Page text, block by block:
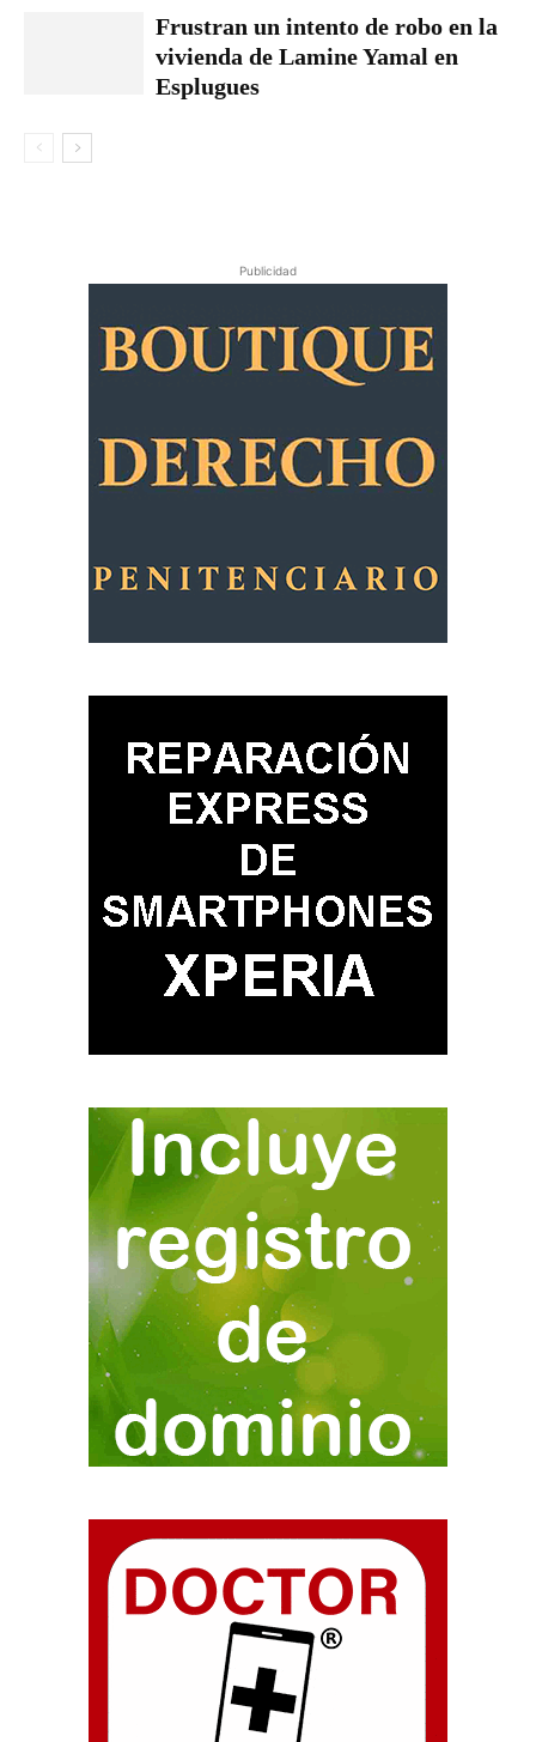
Frustran un intento de robo en la
vivienda de Lamine Yamal en
Esplugues
Publicidad